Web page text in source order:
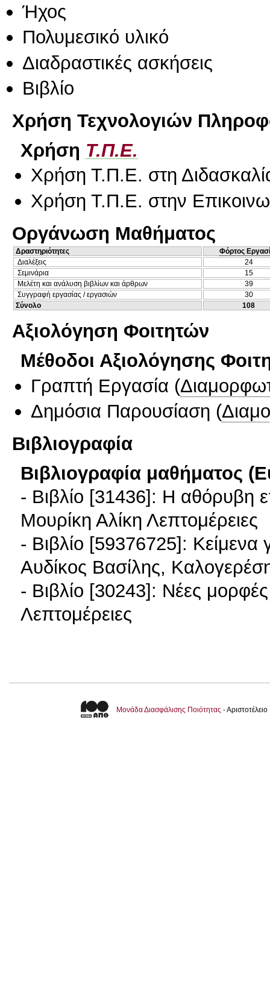
Ήχος
Πολυμεσικό υλικό
Διαδραστικές ασκήσεις
Βιβλίο
Χρήση Τεχνολογιών
Χρήση Τ.Π.Ε.
Χρήση Τ.Π.Ε. στη
Χρήση Τ.Π.Ε. στην
Οργάνωση Μαθήματος
Δραστηριότητες
Φόρτος
Διαλέξεις
24
Σεμινάρια
15
Μελέτη και ανάλυση βιβλίων και άρθρων
39
Συγγραφή εργασίας / εργασιών
30
Σύνολο
108
Αξιολόγηση Φοιτητών
Μέθοδοι Αξιολόγησης
Γραπτή Εργασία (
Δημόσια Παρουσίαση (
Βιβλιογραφία
Βιβλιογραφία μαθήματος
- Βιβλίο [31436]: Η αθόρυβη
Μουρίκη Αλίκη Λεπτομέρειες
- Βιβλίο [59376725]: Κείμενα
Αυδίκος Βασίλης,
- Βιβλίο [30243]: Νέες
Λεπτομέρειες
Μονάδα Διασφάλισης Ποιότητας -